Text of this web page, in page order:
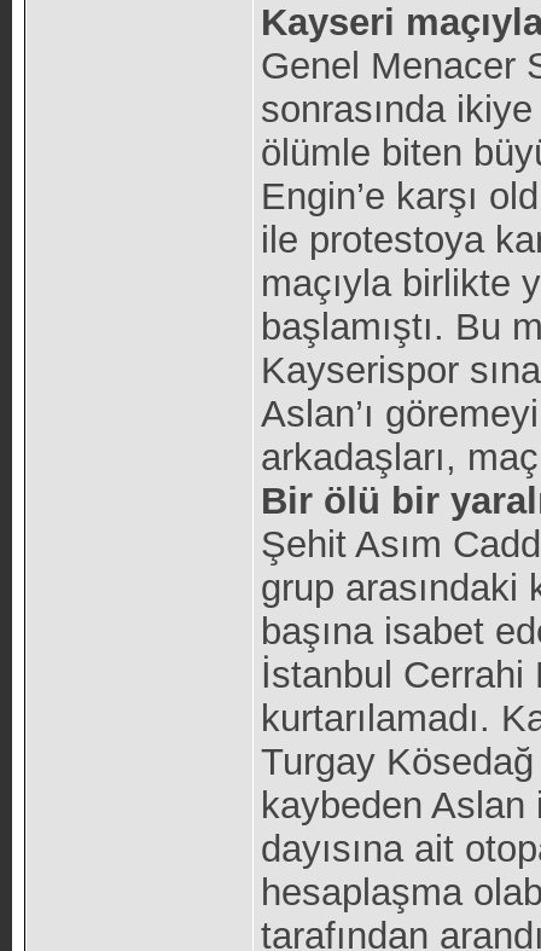
Kayseri
Genel Menacer
sonrasında
ölümle biten
Engin’e karşı
ile protestoya
maçıyla birlikte
başlamıştı. Bu
Kayserispor
Aslan’ı
arkadaşları,
Bir ölü bir
Şehit Asım
grup arasındaki
başına isabet
İstanbul Cerrahi
kurtarılamadı.
Turgay Kösedağ
kaybeden Aslan
dayısına ait
hesaplaşma
tarafından